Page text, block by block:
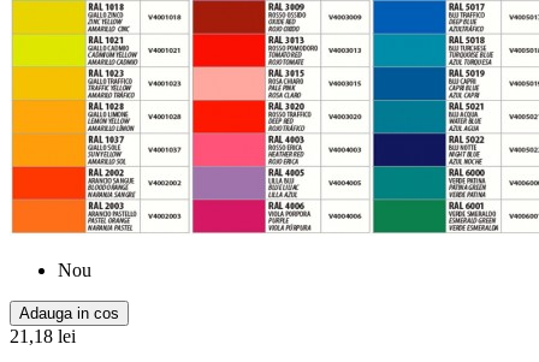
Nou
Adauga in cos
21,18 lei